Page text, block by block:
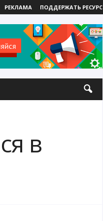
РЕКЛАМА ПОДДЕРЖАТЬ РЕСУРС
в